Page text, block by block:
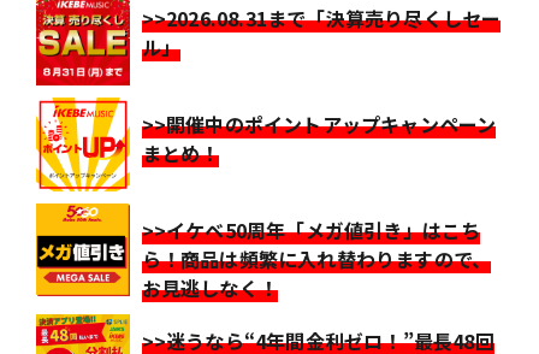
>>2026.08.31まで「決算売り尽くしセー
ル」
>>開催中のポイントアップキャンペーン
まとめ！
>>イケベ50周年「メガ値引き」はこち
ら！商品は頻繁に入れ替わりますので、
お見逃しなく！
>>迷うなら“4年間金利ゼロ！”最長48回